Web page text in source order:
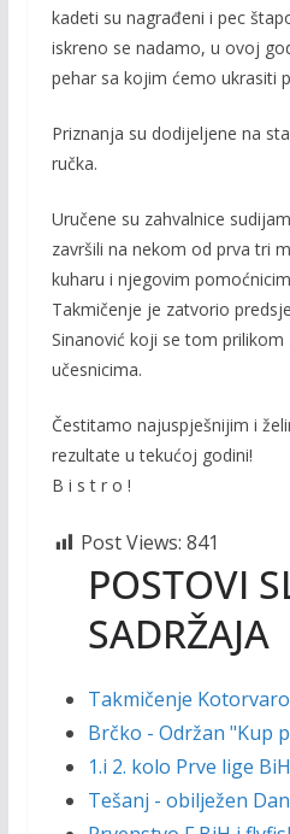
kadeti su nagrađeni i pec
iskreno se nadamo, u ovoj
pehar sa kojim ćemo ukrasiti
Priznanja su dodijeljene na
ručka.
Uručene su zahvalnice
završili na nekom od prva tri
kuharu i njegovim
Takmičenje je zatvorio
Sinanović koji se tom prilikom
učesnicima.
Čestitamo najuspješnijim i
rezultate u tekućoj godini!
B i s t r o !
Post Views: 841
POSTOVI
SADRŽAJA
Takmičenje
Brčko - Održan "Kup
1.i 2. kolo Prve lige
Tešanj - obilježen